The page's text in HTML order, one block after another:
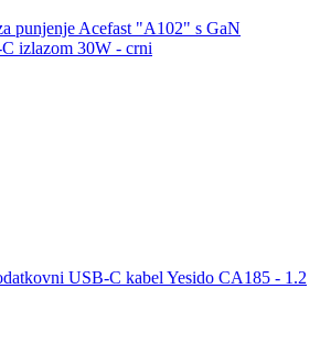
punjenje Acefast "A102" s GaN
izlazom 30W - crni
USB-C kabel Yesido CA185 - 1.2